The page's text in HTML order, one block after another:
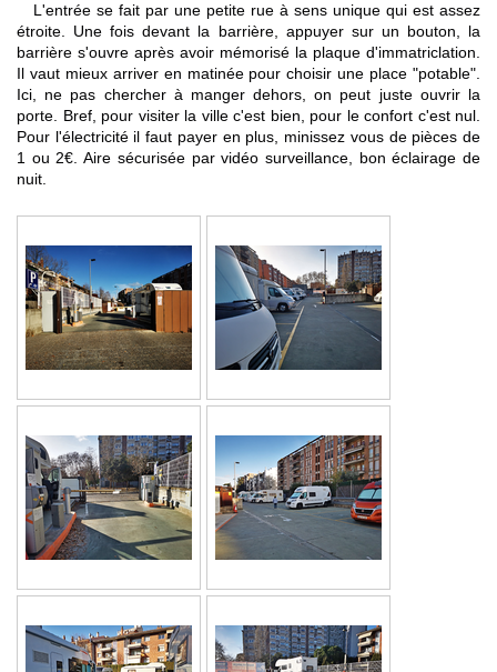
L'entrée se fait par une petite rue à sens unique qui est assez
étroite. Une fois devant la barrière, appuyer sur un bouton, la
barrière s'ouvre après avoir mémorisé la plaque d'immatriclation.
Il vaut mieux arriver en matinée pour choisir une place "potable".
Ici, ne pas chercher à manger dehors, on peut juste ouvrir la
porte. Bref, pour visiter la ville c'est bien, pour le confort c'est nul.
Pour l'électricité il faut payer en plus, minissez vous de pièces de
1 ou 2€. Aire sécurisée par vidéo surveillance, bon éclairage de
nuit.